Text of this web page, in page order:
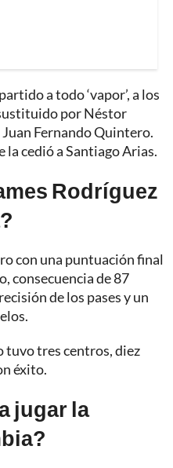
a todo ‘vapor’, a los
por Néstor
Fernando Quintero.
la cedió a Santiago Arias.
Rodríguez
con una puntuación final
consecuencia de 87
de los pases y un
tuvo tres centros, diez
éxito.
jugar la